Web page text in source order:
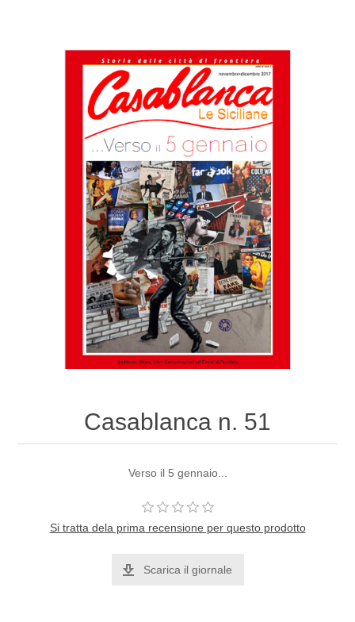
Casablanca n. 51
Verso il 5 gennaio...
Si tratta dela prima recensione per questo prodotto
Scarica il giornale